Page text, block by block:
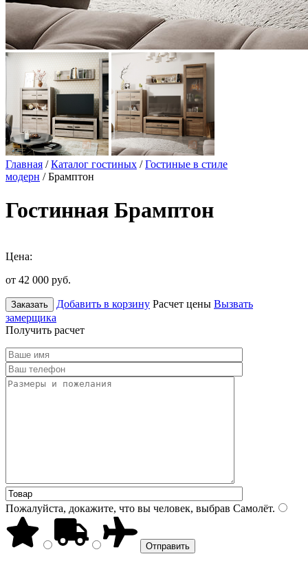
Главная /Каталог гостиных /Гостиные в стиле
модерн / Брамптон
Гостинная Брамптон
Цена:
от 42 000 руб.
Заказать Добавить в корзину Расчет цены Вызвать
замерщика
Получить расчет
Пожалуйста, докажите, что вы человек, выбрав Самолёт.